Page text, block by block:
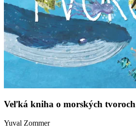
Veľká kniha o morských tvoroch
Yuval Zommer